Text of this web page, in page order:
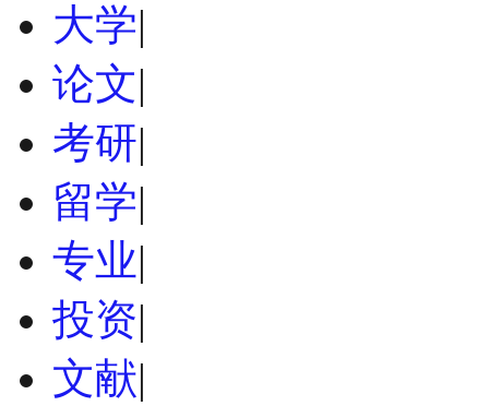
大学|
论文|
考研|
留学|
专业|
投资|
文献|